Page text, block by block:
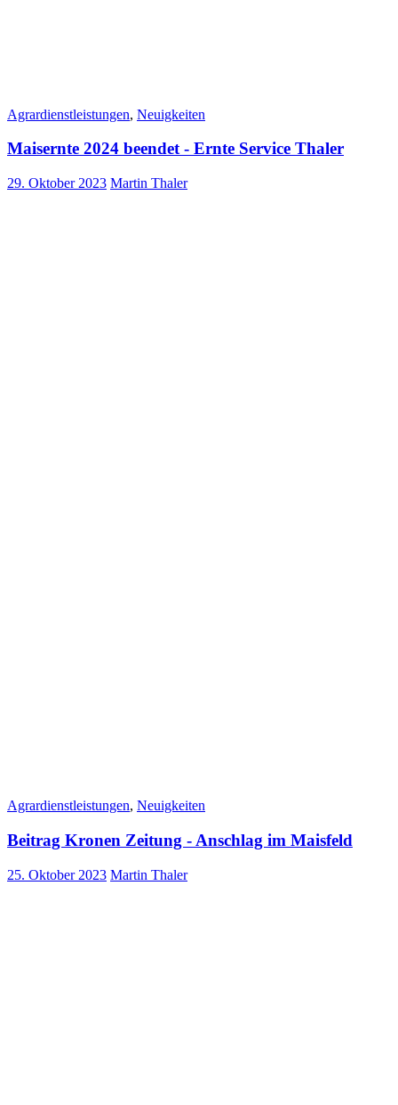
Agrardienstleistungen, Neuigkeiten
Maisernte 2024 beendet - Ernte Service Thaler
29. Oktober 2023 Martin Thaler
Agrardienstleistungen, Neuigkeiten
Beitrag Kronen Zeitung - Anschlag im Maisfeld
25. Oktober 2023 Martin Thaler